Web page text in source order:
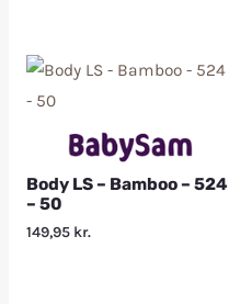
Body LS – Bamboo – 524
– 50
149,95 kr.